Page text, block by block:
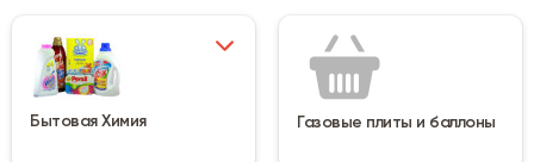
Бытовая Химия Газовые плиты и баллоны